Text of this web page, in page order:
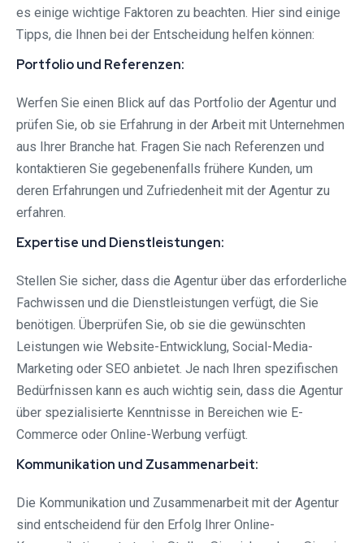
es einige wichtige Faktoren zu beachten. Hier sind einige
Tipps, die Ihnen bei der Entscheidung helfen können:
Portfolio und Referenzen:
Werfen Sie einen Blick auf das Portfolio der Agentur und
prüfen Sie, ob sie Erfahrung in der Arbeit mit Unternehmen
aus Ihrer Branche hat. Fragen Sie nach Referenzen und
kontaktieren Sie gegebenenfalls frühere Kunden, um
deren Erfahrungen und Zufriedenheit mit der Agentur zu
erfahren.
Expertise und Dienstleistungen:
Stellen Sie sicher, dass die Agentur über das erforderliche
Fachwissen und die Dienstleistungen verfügt, die Sie
benötigen. Überprüfen Sie, ob sie die gewünschten
Leistungen wie Website-Entwicklung, Social-Media-
Marketing oder SEO anbietet. Je nach Ihren spezifischen
Bedürfnissen kann es auch wichtig sein, dass die Agentur
über spezialisierte Kenntnisse in Bereichen wie E-
Commerce oder Online-Werbung verfügt.
Kommunikation und Zusammenarbeit:
Die Kommunikation und Zusammenarbeit mit der Agentur
sind entscheidend für den Erfolg Ihrer Online-